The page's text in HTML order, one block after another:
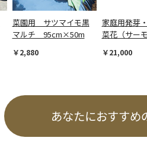
菜園用 サツマイモ黒
マルチ 95cm×50m
￥2,880
家庭用発芽
菜花（サー
￥21,000
あなたにおすすめ